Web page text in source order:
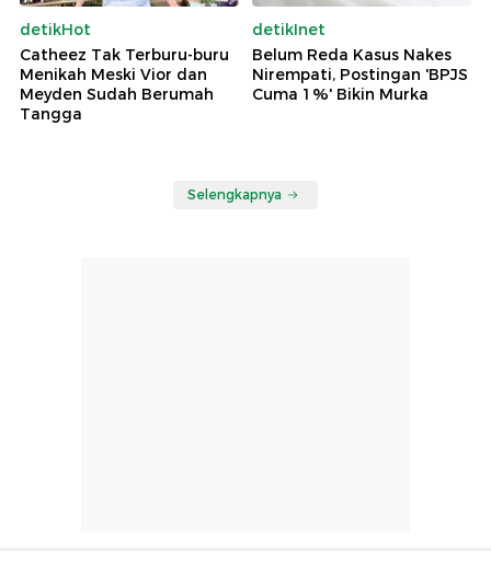
detikHot
Catheez Tak Terburu-buru
Menikah Meski Vior dan
Meyden Sudah Berumah
Tangga
detikInet
Belum Reda Kasus Nakes
Nirempati, Postingan 'BPJS
Cuma 1%' Bikin Murka
Selengkapnya